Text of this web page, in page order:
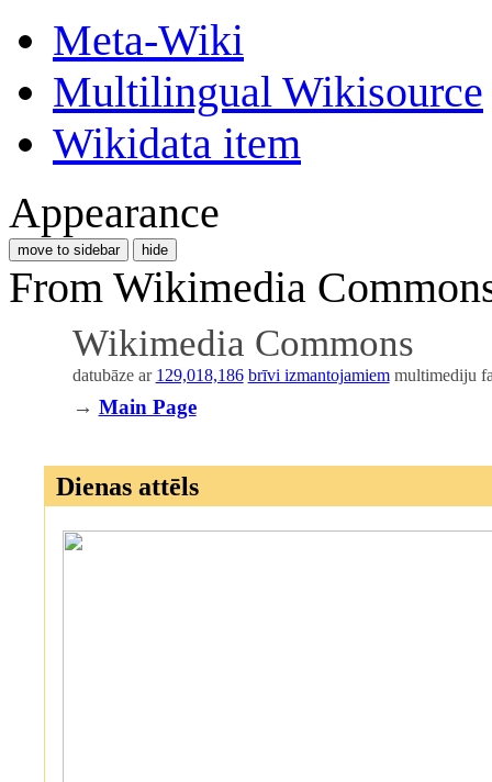
Meta-Wiki
Multilingual Wikisource
Wikidata item
Appearance
move to sidebar hide
From Wikimedia
Wikimedia Commons
datubāze ar 129,018,186 brīvi izmantojamiemmultimediju
→ Main Page
Dienas attēls